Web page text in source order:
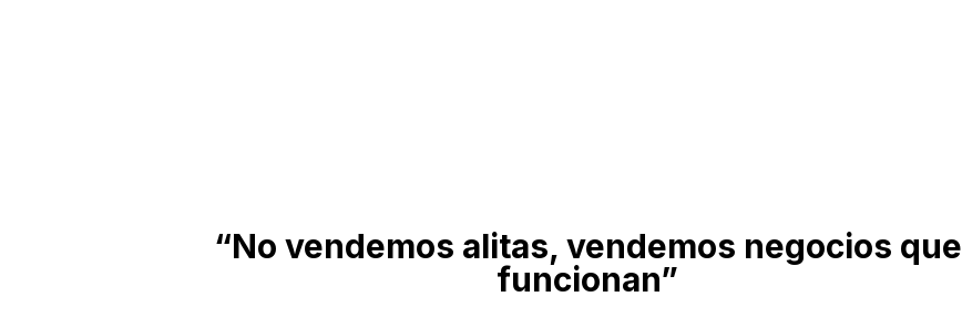
“No vendemos alitas, vendemos negocios que
funcionan”